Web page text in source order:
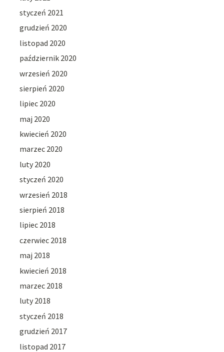
styczeń 2021
grudzień 2020
listopad 2020
październik 2020
wrzesień 2020
sierpień 2020
lipiec 2020
maj 2020
kwiecień 2020
marzec 2020
luty 2020
styczeń 2020
wrzesień 2018
sierpień 2018
lipiec 2018
czerwiec 2018
maj 2018
kwiecień 2018
marzec 2018
luty 2018
styczeń 2018
grudzień 2017
listopad 2017